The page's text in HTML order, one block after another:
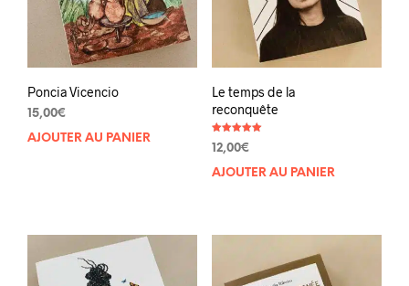
Poncia Vicencio
15,00€
AJOUTER AU PANIER
Le temps de la
reconquête
Note
5.00
12,00€
AJOUTER AU PANIER